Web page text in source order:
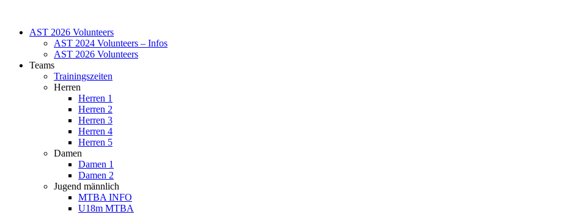
AST 2026 Volunteers
AST 2024 Volunteers – Infos
AST 2026 Volunteers
Teams
Trainingszeiten
Herren
Herren 1
Herren 2
Herren 3
Herren 4
Herren 5
Damen
Damen 1
Damen 2
Jugend männlich
MTBA INFO
U18m MTBA